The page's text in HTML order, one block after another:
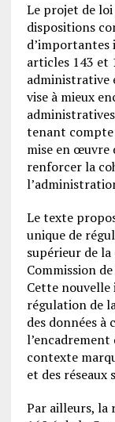
Le projet de
dispositions
d’importantes
articles 143 et
administrative
vise à mieux
tenant compte
mise en œuvre
renforcer la
Le texte
unique de
supérieur de
Commission
Cette
régulation de
des données à
l’encadrement
contexte
et des réseaux
Par ailleurs, la